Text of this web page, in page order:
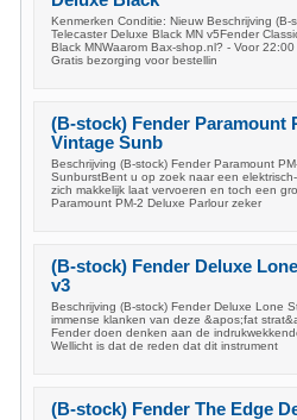
Kenmerken Conditie: Nieuw Beschrijving (B-
Telecaster Deluxe Black MN v5Fender
Black MNWaarom Bax-shop.nl? - Voor
Gratis bezorging voor bestellin
(B-stock) Fender Paramount
Vintage Sunb
Beschrijving (B-stock) Fender Paramount
SunburstBent u op zoek naar een
zich makkelijk laat vervoeren en toch een
Paramount PM-2 Deluxe Parlour zeker
(B-stock) Fender Deluxe
v3
Beschrijving (B-stock) Fender Deluxe Lone
immense klanken van deze &apos;fat
Fender doen denken aan de
Wellicht is dat de reden dat dit instrument
(B-stock) Fender The Edge